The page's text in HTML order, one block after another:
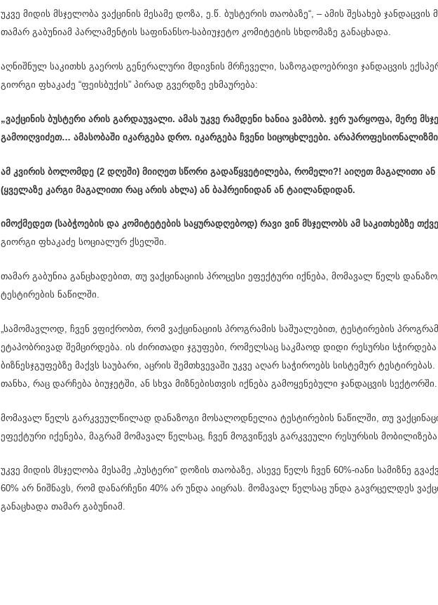
უკვე მიდის მსჯელობა ვაქცინის მესამე დოზა, ე.წ. ბუსტერის თაობაზე“, – ამის შესახებ
თამარ გაბუნიამ პარლამენტის საფინანსო-საბიუჯეტო კომიტეტის სხდომაზე განაცხადა.
აღნიშნულ საკითხს გაეროს გენერალური მდივნის მრჩეველი, საზოგადოებრივი ჯანდაცვის
გიორგი ფხაკაძე “ფეისბუქის” პირად გვერდზე ეხმაურება:
„ვაქცინის ბუსტერი არის გარდაუვალი. ამას უკვე რამდენი ხანია ვამბობ. ჯერ უარყოფა, მერე
გამოიღვიძეთ… ამასობაში იკარგება დრო. იკარგება ჩვენი სიცოცხლეები.
ამ კვირის ბოლომდე (2 დღეში) მიიღეთ სწორი გადაწყვეტილება, რომელი?! აიღეთ მაგალითი ან
(ყველაზე კარგი მაგალითი რაც არის ახლა) ან ბაჰრეინიდან ან ტაილანდიდან.
იმოქმედეთ (საბჭოების და კომიტეტების საყურადღებოდ) რავი ვინ მსჯელობს ამ საკითხებზე
გიორგი ფხაკაძე სოციალურ ქსელში.
თამარ გაბუნია განცხადებით, თუ ვაქცინაციის პროცესი ეფექტური იქნება, მომავალ წელს
ტესტირების ნაწილში.
„სამომავლოდ, ჩვენ ვფიქრობთ, რომ ვაქცინაციის პროგრამის საშუალებით, ტესტირების
ეტაპობრივად შემცირდება. ის ძირითადი ჯგუფები, რომელსაც საკმაოდ დიდი რესურსი სჭირდება
ბიზნესჯგუფებზე მაქვს საუბარი, აცრის შემთხვევაში უკვე აღარ საჭიროებს სისტემურ
თანხა, რაც დარჩება ბიუჯეტში, ან სხვა მიზნებისთვის იქნება გამოყენებული ჯანდაცვის სექტორში.
მომავალ წელს გარკვეულწილად დანაზოგი მოსალოდნელია ტესტირების ნაწილში, თუ
ეფექტური იქენება, მაგრამ მომავალ წელსაც, ჩვენ მოგვიწევს გარკვეული რესურსის მობილიზება
უკვე მიდის მსჯელობა მესამე „ბუსტერი“ დოზის თაობაზე, ასევე წელს ჩვენ 60%-იანი სამიზნე
60% არ ნიშნავს, რომ დანარჩენი 40% არ უნდა აიცრას. მომავალ წელსაც უნდა გავრცელდეს
განაცხადა თამარ გაბუნიამ.